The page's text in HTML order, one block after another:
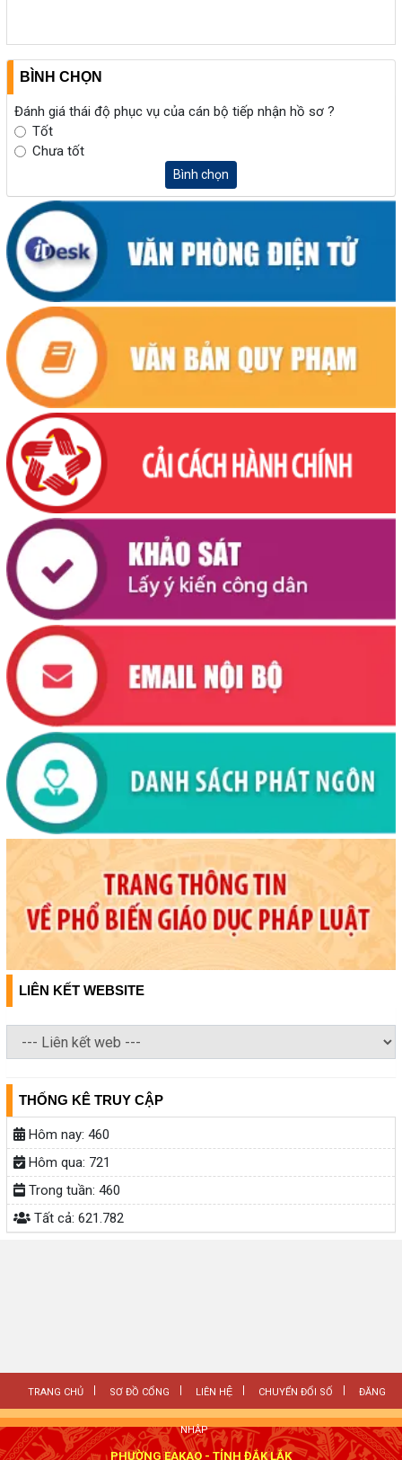
BÌNH CHỌN
Đánh giá thái độ phục vụ của cán bộ tiếp nhận hồ sơ ?
Tốt
Chưa tốt
Bình chọn
LIÊN KẾT WEBSITE
THỐNG KÊ TRUY CẬP
Hôm nay: 460
Hôm qua: 721
Trong tuần: 460
Tất cả: 621.782
TRANG CHỦ SƠ ĐỒ CỔNG LIÊN HỆ CHUYỂN ĐỔI SỐ ĐĂNG
NHẬP
PHƯỜNG EAKAO - TỈNH ĐẮK LẮK